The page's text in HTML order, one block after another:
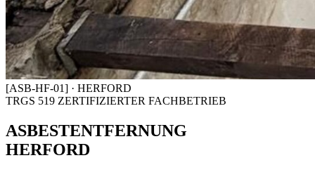
[ASB-HF-01] · HERFORD
TRGS 519 ZERTIFIZIERTER FACHBETRIEB
ASBESTENTFERNUNG
HERFORD